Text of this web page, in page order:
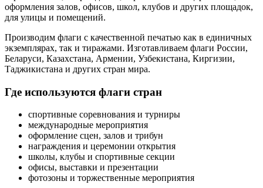
оформления залов, офисов, школ, клубов и других площадок,
для улицы и помещений.
Производим флаги с качественной печатью как в единичных
экземплярах, так и тиражами. Изготавливаем флаги России,
Беларуси, Казахстана, Армении, Узбекистана, Киргизии,
Таджикистана и других стран мира.
Где используются флаги стран
спортивные соревнования и турниры
международные мероприятия
оформление сцен, залов и трибун
награждения и церемонии открытия
школы, клубы и спортивные секции
офисы, выставки и презентации
фотозоны и торжественные мероприятия